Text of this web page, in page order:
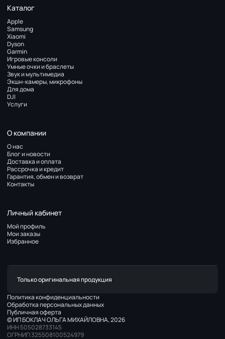
Каталог
Apple
Samsung
Xiaomi
Dyson
Garmin
Игровые консоли
Умные очки и браслеты
Звук и мультимедиа
Экшн-камеры, микрофоны
Для дома
DJI
Услуги
О компании
О нас
Блог и новости
Доставка и оплата
Рассрочка и кредит
Гарантия, обмен и возврат
Контакты
Личный кабинет
Мой профиль
Мои заказы
Избранное
Только оригинальная продукция
Политика конфиденциальности
Обработка персональных данных
Публичная оферта
© ИП БОКЛАЧ ОЛЬГА МИХАЙЛОВНА, 2026
ИНН 505028733145
ОГРНИП 325508100524979